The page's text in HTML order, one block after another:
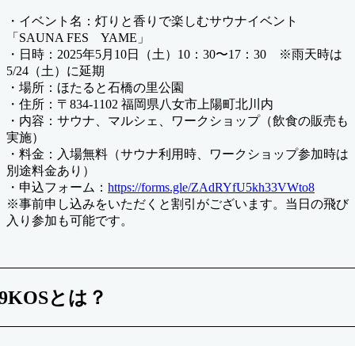
・イベント名：灯りと香りで楽しむサウナイベント
「SAUNA FES YAME」
・日時：2025年5月10日（土）10：30〜17：30 ※雨天時は
5/24（土）に延期
・場所：ほたると石橋の里公園
・住所：〒834-1102 福岡県八女市上陽町北川内
・内容：サウナ、マルシェ、ワークショップ（飲食の販売も
実施）
・料金：入場無料（サウナ利用時、ワークショップ参加時は
別途料金あり）
・申込フォーム： https://forms.gle/ZAdRYfU5kh33VWto8
※事前申し込みをいただくと割引がございます。当日の飛び
入り参加も可能です。
とは？